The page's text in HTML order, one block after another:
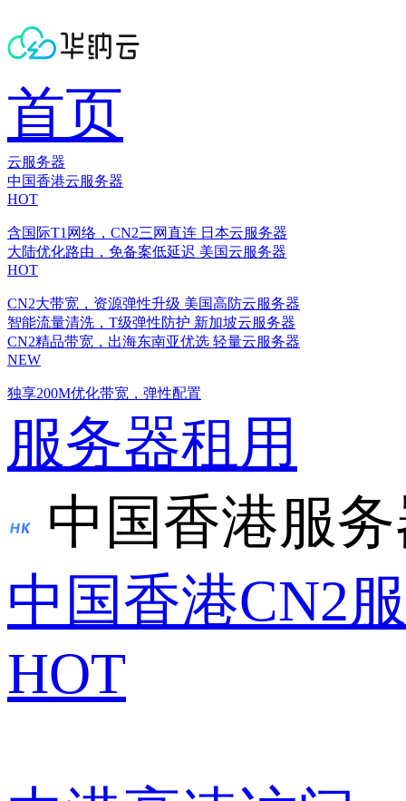
首页
云服务器
中国香港云服务器
HOT
含国际T1网络，CN2三网直连 日本云服务器
大陆优化路由，免备案低延迟 美国云服务器
HOT
CN2大带宽，资源弹性升级 美国高防云服务器
智能流量清洗，T级弹性防护 新加坡云服务器
CN2精品带宽，出海东南亚优选 轻量云服务器
NEW
独享200M优化带宽，弹性配置
服务器租用
中国香港服
中国香港CN2
HOT